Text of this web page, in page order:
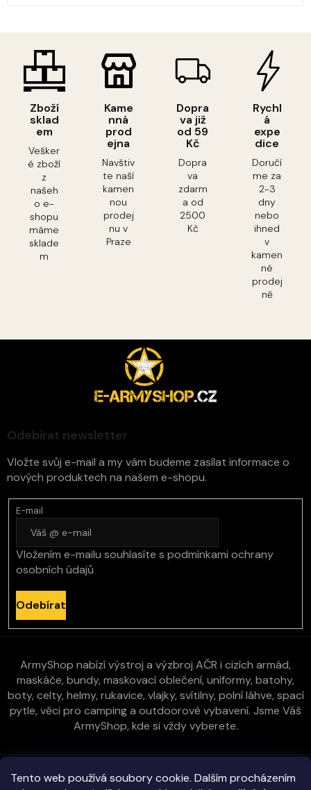
Tento web používá soubory cookie. Dalším procházením
Zboží
sklad
em
Vešker
é zboží
z
našeh
o e-
shopu
máme
sklade
m
Kame
nná
prod
ejna
Navštiv
te naší
kamen
nou
prodej
nu v
Praze
Dopra
va již
od 59
Kč
Dopra
va
zdarm
a od
2500
Kč
Rychl
á
expe
dice
Doručí
me za
2-3
dny
nebo
ihned
v
kamen
né
prodej
ně
Odebírat newsletter
Vložte svůj e-mail a my vám budeme zasílat informace o
nových produktech na našem e-shopu.
E-mail
Vložením e-mailu souhlasíte s podmínkami ochrany
osobních údajů
Odebírat
ArmyShop nabízí výstroj a výzbroj AČR i cizích armád,
maskáče, bundy, maskovací oblečení, uniformy, batohy,
boty, celty, helmy, rukavice, vlajky, svítilny, polní láhve, spací
pytle, věci pro camping a outdoorové vybavení. Jsme Váš
ArmyShop, kde si vždy vyberete.
Zákaznická péče